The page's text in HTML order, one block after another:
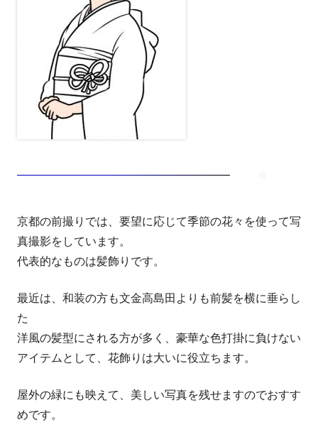
京都の前撮りでは、要望に応じて季節の花々を使って写
真撮影をしています。
代表的なものは髪飾りです。
最近は、和装の方も文金高島田よりも前髪を横に垂らし
た
洋風の髪型にされる方が多く、豪華な色打掛に負けない
アイテムとして、花飾りは大いに役立ちます。
屋外の緑にも映えて、美しい写真を残せますのでおすす
めです。